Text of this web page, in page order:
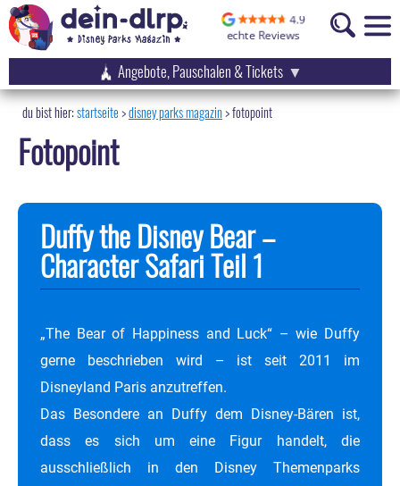
Angebote, Pauschalen & Tickets
startseite disney parks magazin>fotopoint
Fotopoint
Duffy the Disney Bear –
Character Safari Teil 1
„The Bear of Happiness and Luck“ – wie Duffy
gerne beschrieben wird – ist seit 2011 im
Disneyland Paris anzutreffen.
Das Besondere an Duffy dem Disney-Bären ist,
dass es sich um eine Figur handelt, die
ausschließlich in den Disney Themenparks